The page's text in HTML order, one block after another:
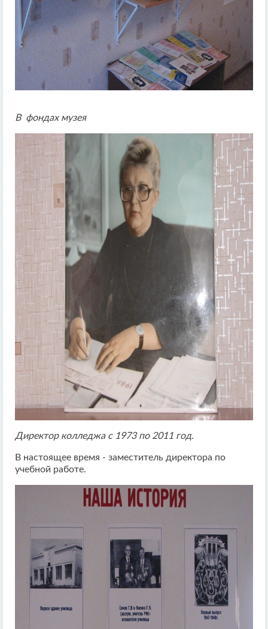
В фондах музея
Директор колледжа с 1973 по 2011 год.
В настоящее время - заместитель директора по
учебной работе.